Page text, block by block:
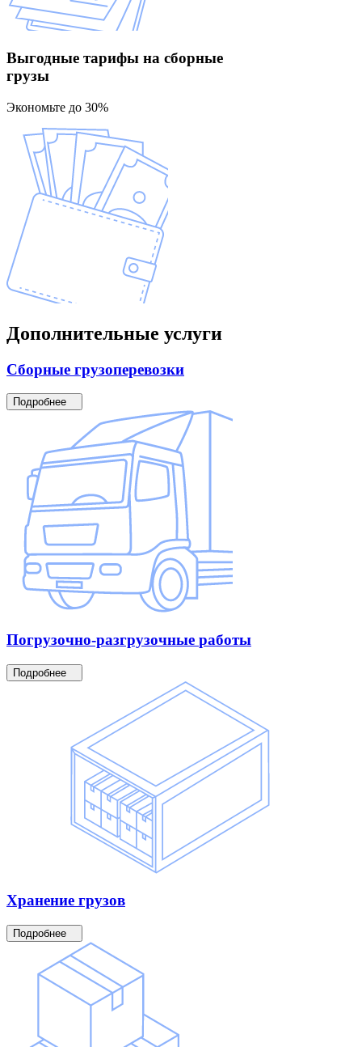
Выгодные тарифы на сборные
грузы
Экономьте до 30%
Дополнительные услуги
Сборные грузоперевозки
Подробнее
Погрузочно-разгрузочные работы
Подробнее
Хранение грузов
Подробнее